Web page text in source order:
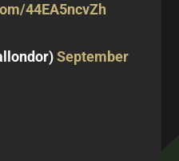
44EA5ncvZh
September